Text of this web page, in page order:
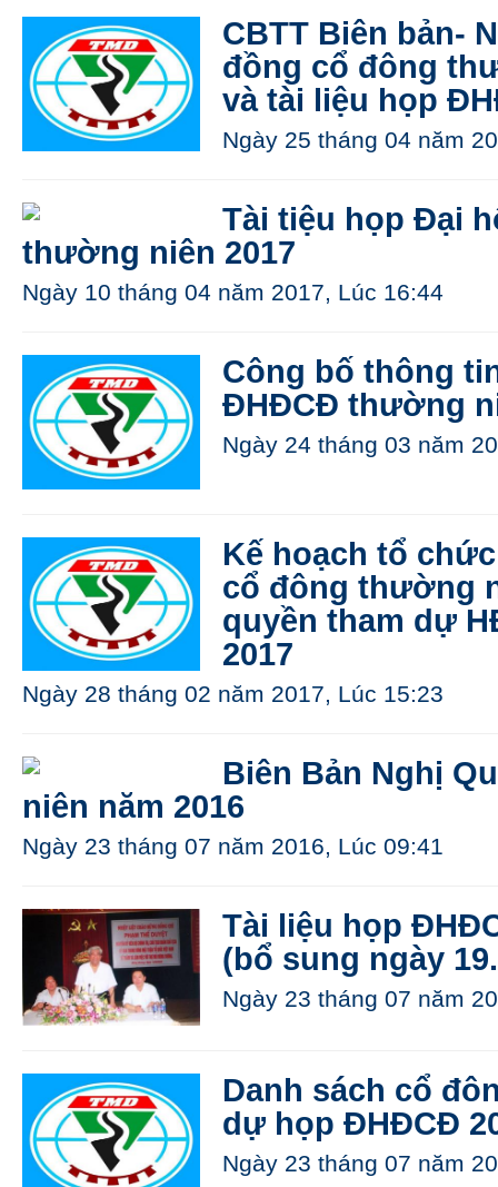
CBTT Biên bản-
đồng cổ đông
và tài liệu họp
Ngày 25 tháng 04 năm
Tài tiệu họp Đại
thường niên 2017
Ngày 10 tháng 04 năm 2017, Lúc 16:44
Công bố thông
ĐHĐCĐ thường
Ngày 24 tháng 03 năm
Kế hoạch tổ
cổ đông thường
quyền tham dự
2017
Ngày 28 tháng 02 năm 2017, Lúc 15:23
Biên Bản Nghị
niên năm 2016
Ngày 23 tháng 07 năm 2016, Lúc 09:41
Tài liệu họp
(bổ sung ngày
Ngày 23 tháng 07 năm
Danh sách cổ
dự họp ĐHĐCĐ
Ngày 23 tháng 07 năm